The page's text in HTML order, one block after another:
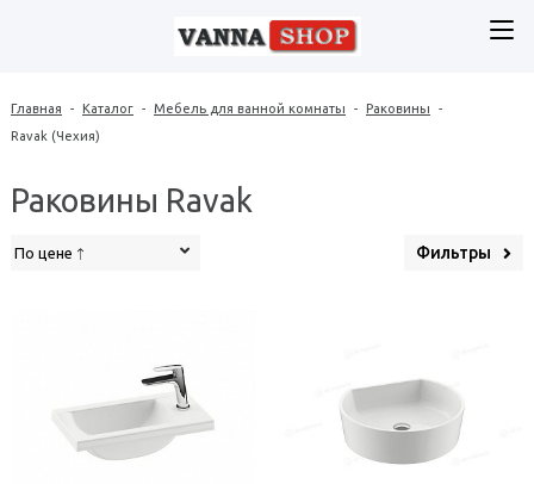
Главная - Каталог - Мебель для ванной комнаты - Раковины
-
Ravak (Чехия)
Раковины Ravak
По цене Фильтры